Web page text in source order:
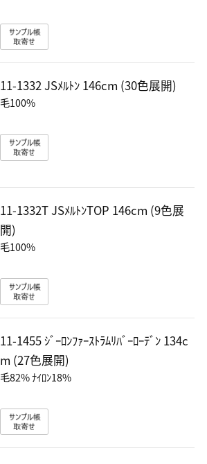
11-1332 JSﾒﾙﾄﾝ 146cm (30色展開)
毛100%
11-1332T JSﾒﾙﾄﾝTOP 146cm (9色展
開)
毛100%
11-1455 ｼﾞｰﾛﾝﾌｧｰｽﾄﾗﾑﾘﾊﾞｰﾛｰﾃﾞﾝ 134c
m (27色展開)
毛82% ﾅｲﾛﾝ18%